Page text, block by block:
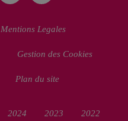
Mentions Legales
Gestion des Cookies
Plan du site
2024 2023 2022